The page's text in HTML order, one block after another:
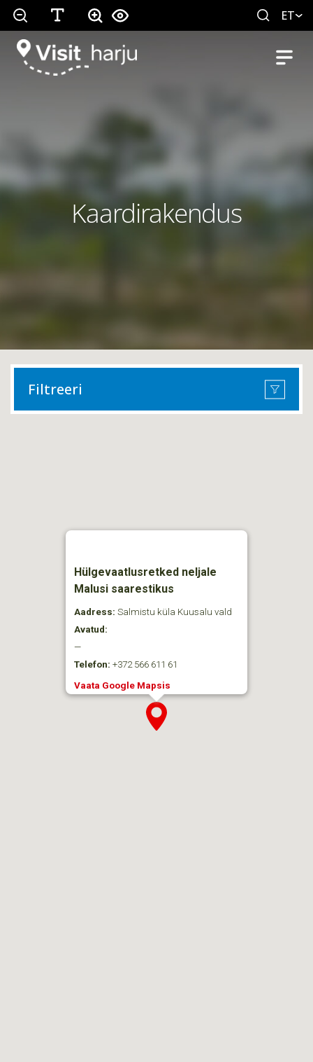
ET
Kaardirakendus
Filtreeri
Hülgevaatlusretked neljale
Malusi saarestikus
Aadress: Salmistu küla Kuusalu vald
Avatud:
—
Telefon: +372 566 611 61
Vaata Google Mapsis